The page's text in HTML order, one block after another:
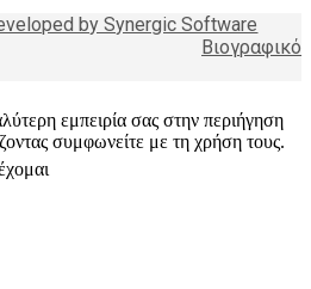
by Synergic Software
Βιογραφικό
εμπειρία σας στην περιήγηση
συμφωνείτε με τη χρήση τους.